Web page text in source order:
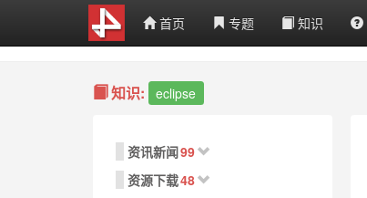
首页 专题 知识
知识: eclipse
资讯新闻99
资源下载48